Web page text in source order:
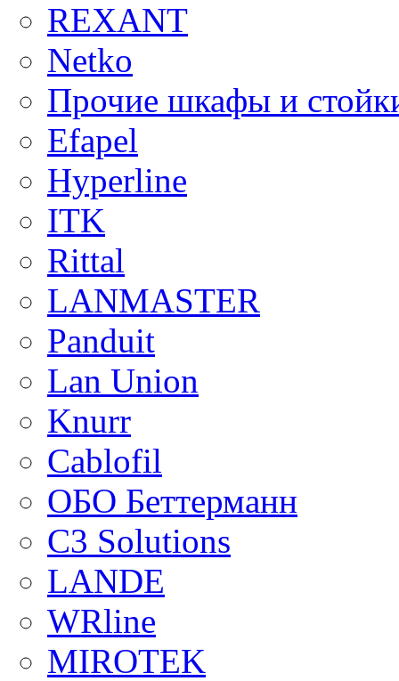
REXANT
Netko
Прочие шкафы и
Efapel
Hyperline
ITK
Rittal
LANMASTER
Panduit
Lan Union
Knurr
Cablofil
ОБО Беттерманн
C3 Solutions
LANDE
WRline
MIROTEK